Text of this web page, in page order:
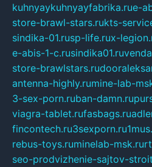
kuhnyaykuhnyayfabrika.rue-
store-brawl-stars.rukts-
sindika-01.rusp-life.rux-
e-abis-1-c.rusindika01.ru
store-brawlstars.ru
antenna-highly.rumine-lab-
3-sex-porn.ruban-damn.ru
viagra-tablet.rufasbags.ru
fincontech.ru3sexporn.ru
rebus-toys.ruminelab-msk.ru
seo-prodvizhenie-sajtov-